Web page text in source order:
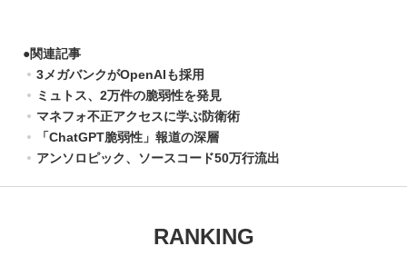
●関連記事
3メガバンクがOpenAIも採用
ミュトス、2万件の脆弱性を発見
マネフォ不正アクセスに学ぶ防衛術
「ChatGPT脆弱性」報道の深層
アンソロピック、ソースコード50万行流出
RANKING